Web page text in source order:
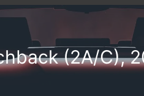
(2A/C),